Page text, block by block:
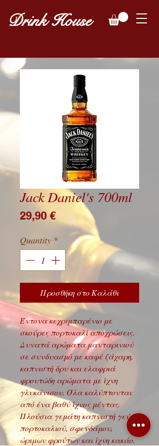
Drink House
Jack Daniel's 700ml
29,90 €Price
Quantity *
Προσθήκη στο Καλάθι
Έντονα κεχριμπαρένιο με
σκούρες πορτοκαλί αποχρώσεις.
Δυνατά αρώματα μανταρινιού
σε συνδυασμό με καφέ ζάχαρη,
καπνιστή δρυ και ελαφριά
φρουτώδη αρώματα με ίχνη
γλυκάνισου. Όλα καλύπτονται
από ένα βαθύ ίχνος μέντας.
Πλούσια γεμάτη καπνιστή γεύση
πορτοκαλιού, σφενδάμου,
ώριμων φρούτων και ίχνη κακάο.